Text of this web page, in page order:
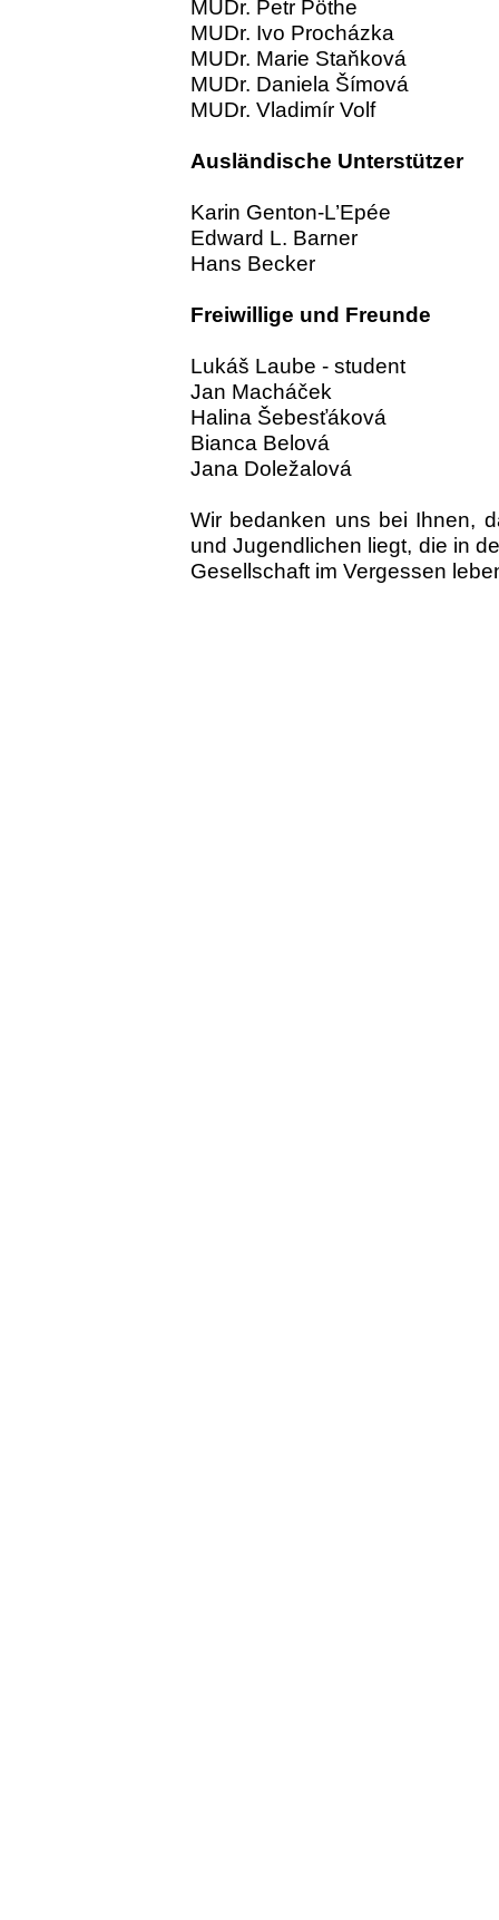
MUDr. Petr Pöthe
MUDr. Ivo Procházka
MUDr. Marie Staňková
MUDr. Daniela Šímová
MUDr. Vladimír Volf
Ausländische Unterstützer
Karin Genton-L’Epée
Edward L. Barner
Hans Becker
Freiwillige und Freunde
Lukáš Laube - student
Jan Macháček
Halina Šebesťáková
Bianca Belová
Jana Doležalová
Wir bedanken uns bei Ihnen,
und Jugendlichen liegt, die in
Gesellschaft im Vergessen